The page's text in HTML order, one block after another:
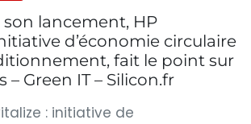
son lancement, HP
d’économie circulaire
fait le point sur
– Green IT – Silicon.fr
: initiative de